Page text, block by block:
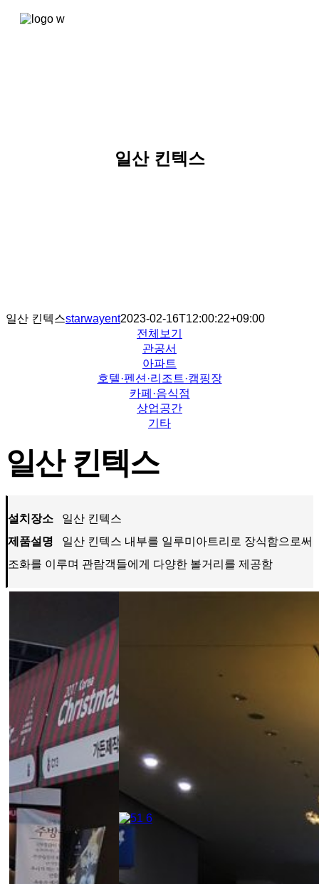
콘텐츠로
건너뛰기
일산 킨텍스
일산 킨텍스starwayent2023-02-16T12:00:22+09:00
전체보기
관공서
아파트
호텔·펜션·리조트·캠핑장
카페·음식점
상업공간
기타
일산 킨텍스
설치장소
일산 킨텍스
제품설명 일산 킨텍스 내부를 일루미아트리로 장식함으로써
조화를 이루며 관람객들에게 다양한 볼거리를 제공함